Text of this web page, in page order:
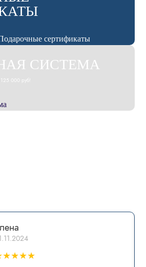
СИСТЕМА
000 руб!
★★★★